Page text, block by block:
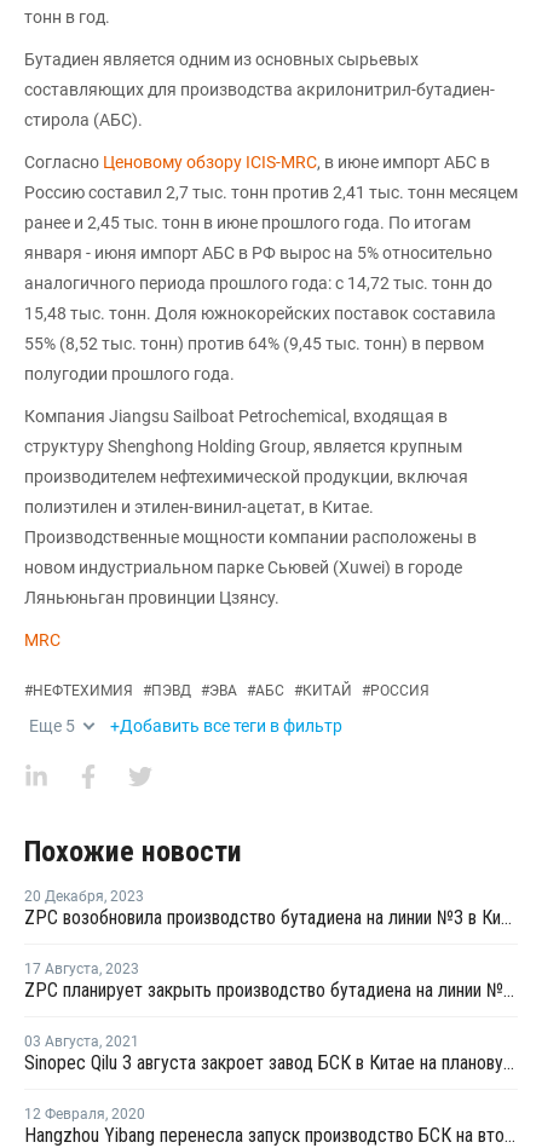
тонн в год.
Бутадиен является одним из основных сырьевых
составляющих для производства акрилонитрил-бутадиен-
стирола (АБС).
Согласно Ценовому обзору ICIS-MRC, в июне импорт АБС в
Россию составил 2,7 тыс. тонн против 2,41 тыс. тонн месяцем
ранее и 2,45 тыс. тонн в июне прошлого года. По итогам
января - июня импорт АБС в РФ вырос на 5% относительно
аналогичного периода прошлого года: с 14,72 тыс. тонн до
15,48 тыс. тонн. Доля южнокорейских поставок составила
55% (8,52 тыс. тонн) против 64% (9,45 тыс. тонн) в первом
полугодии прошлого года.
Компания Jiangsu Sailboat Petrochemical, входящая в
структуру Shenghong Holding Group, является крупным
производителем нефтехимической продукции, включая
полиэтилен и этилен-винил-ацетат, в Китае.
Производственные мощности компании расположены в
новом индустриальном парке Сьювей (Xuwei) в городе
Ляньюньган провинции Цзянсу.
MRC
#НЕФТЕХИМИЯ #ПЭВД #ЭВА #АБС #КИТАЙ #РОССИЯ
Еще 5 +Добавить все теги в фильтр
Похожие новости
20 Декабря, 2023
ZPC возобновила производство бутадиена на линии №3 в Китае
17 Августа, 2023
ZPC планирует закрыть производство бутадиена на линии №3 в Китае
03 Августа, 2021
Sinopec Qilu 3 августа закроет завод БСК в Китае на плановую профилактику
12 Февраля, 2020
Hangzhou Yibang перенесла запуск производство БСК на второй квартал